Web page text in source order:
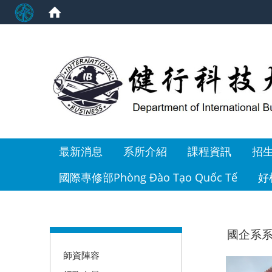
最新消息 系所介紹 課程資訊
招
國際專修部Phòng Đào Tạo Quốc Tế
好
師資陣容
國企系系